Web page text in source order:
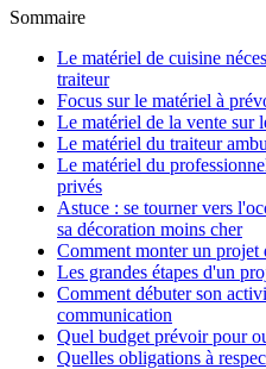
Sommaire
Le matériel de cuisine
traiteur
Focus sur le matériel à
Le matériel de la vente sur
Le matériel du traiteur
Le matériel du
privés
Astuce : se tourner vers
sa décoration moins cher
Comment monter un projet
Les grandes étapes d'un
Comment débuter son
communication
Quel budget prévoir pour
Quelles obligations à